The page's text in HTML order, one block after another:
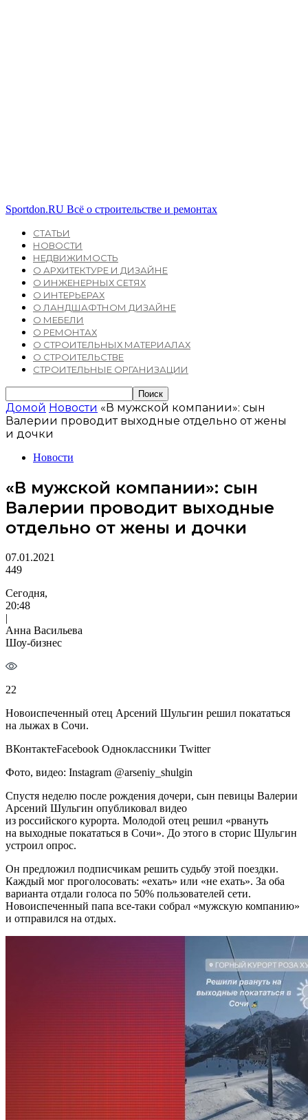
Sportdon.RU Всё о строительстве и ремонтах
СТАТЬИ
НОВОСТИ
НЕДВИЖИМОСТЬ
О АРХИТЕКТУРЕ И ДИЗАЙНЕ
О ИНЖЕНЕРНЫХ СЕТЯХ
О ИНТЕРЬЕРАХ
О ЛАНДШАФТНОМ ДИЗАЙНЕ
О МЕБЕЛИ
О РЕМОНТАХ
О СТРОИТЕЛЬНЫХ МАТЕРИАЛАХ
О СТРОИТЕЛЬСТВЕ
СТРОИТЕЛЬНЫЕ ОРГАНИЗАЦИИ
Домой Новости «В мужской компании»: сын
Валерии проводит выходные отдельно от жены
и дочки
Новости
«В мужской компании»: сын
Валерии проводит выходные
отдельно от жены и дочки
07.01.2021
449
Сегодня,
20:48
|
Анна Васильева
Шоу-бизнес
22
Новоиспеченный отец Арсений Шульгин решил покататься
на лыжах в Сочи.
ВКонтактеFacebook Одноклассники Twitter
Фото, видео: Instagram @arseniy_shulgin
Спустя неделю после рождения дочери, сын певицы Валерии
Арсений Шульгин опубликовал видео
из российского курорта. Молодой отец решил «рвануть
на выходные покататься в Сочи». До этого в сторис Шульгин
устроил опрос.
Он предложил подписчикам решить судьбу этой поездки.
Каждый мог проголосовать: «ехать» или «не ехать». За оба
варианта отдали голоса по 50% пользователей сети.
Новоиспеченный папа все-таки собрал «мужскую компанию»
и отправился на отдых.